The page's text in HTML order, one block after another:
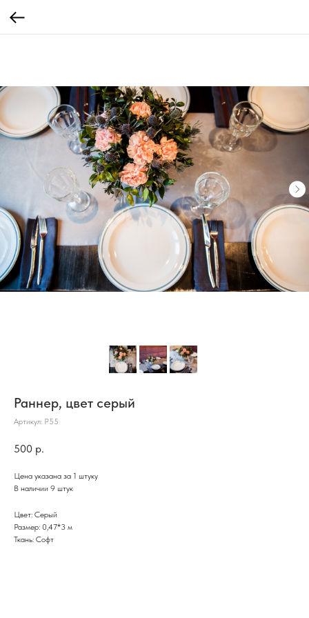
Раннер, цвет серый
Артикул: Р55
500 р.
Цена указана за 1 штуку
В наличии 9 штук
Цвет: Серый
Размер: 0,47*3 м
Ткань: Софт